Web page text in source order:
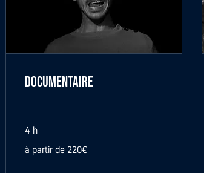
Documentaire
4 h
partir
à partir de 220€